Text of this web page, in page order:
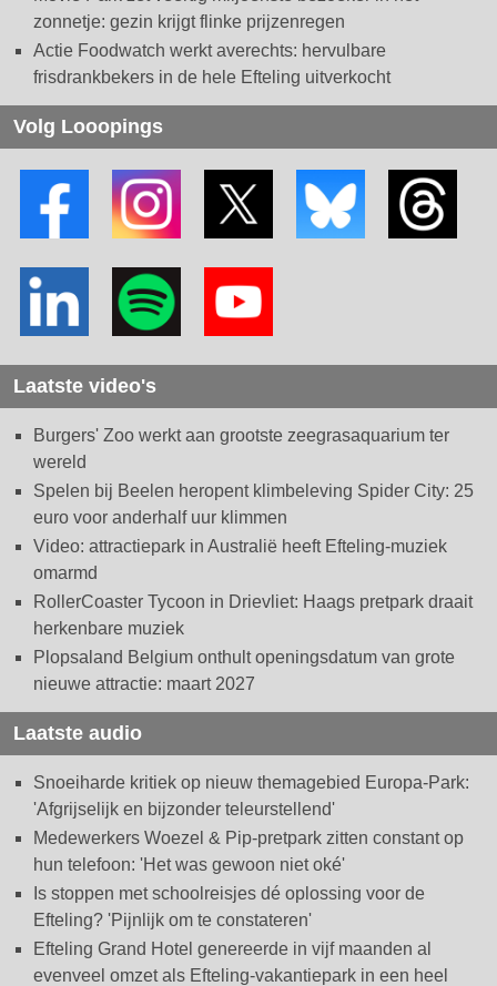
zonnetje: gezin krijgt flinke prijzenregen
Actie Foodwatch werkt averechts: hervulbare
frisdrankbekers in de hele Efteling uitverkocht
Volg Looopings
Laatste video's
Burgers' Zoo werkt aan grootste zeegrasaquarium ter
wereld
Spelen bij Beelen heropent klimbeleving Spider City: 25
euro voor anderhalf uur klimmen
Video: attractiepark in Australië heeft Efteling-muziek
omarmd
RollerCoaster Tycoon in Drievliet: Haags pretpark draait
herkenbare muziek
Plopsaland Belgium onthult openingsdatum van grote
nieuwe attractie: maart 2027
Laatste audio
Snoeiharde kritiek op nieuw themagebied Europa-Park:
'Afgrijselijk en bijzonder teleurstellend'
Medewerkers Woezel & Pip-pretpark zitten constant op
hun telefoon: 'Het was gewoon niet oké'
Is stoppen met schoolreisjes dé oplossing voor de
Efteling? 'Pijnlijk om te constateren'
Efteling Grand Hotel genereerde in vijf maanden al
evenveel omzet als Efteling-vakantiepark in een heel